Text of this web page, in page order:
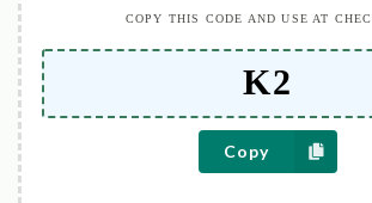
COPY THIS CODE AND USE AT
Copy